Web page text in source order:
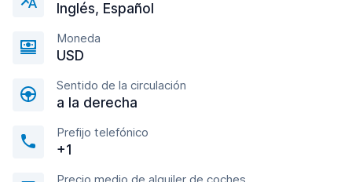
Inglés, Español
Moneda
USD
Sentido de la circulación
a la derecha
Prefijo telefónico
+1